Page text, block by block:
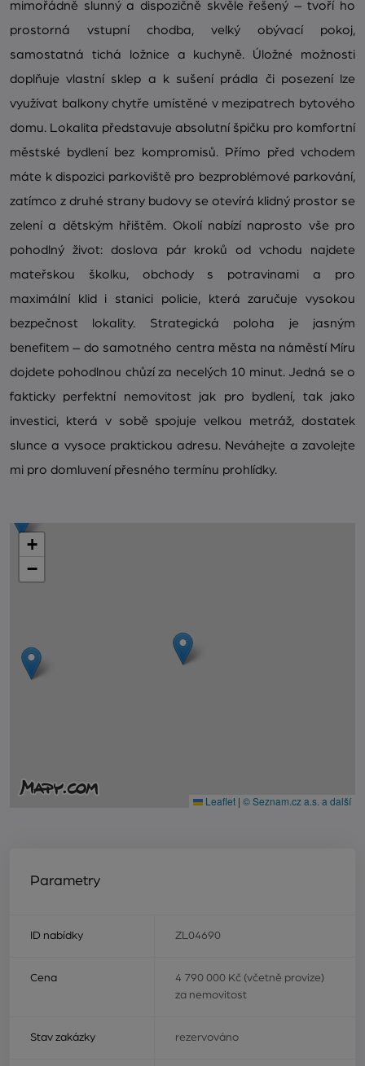
mimořádně slunný a dispozičně skvěle řešený – tvoří ho
prostorná vstupní chodba, velký obývací pokoj,
samostatná tichá ložnice a kuchyně. Úložné možnosti
doplňuje vlastní sklep a k sušení prádla či posezení lze
využívat balkony chytře umístěné v mezipatrech bytového
domu. Lokalita představuje absolutní špičku pro komfortní
městské bydlení bez kompromisů. Přímo před vchodem
máte k dispozici parkoviště pro bezproblémové parkování,
zatímco z druhé strany budovy se otevírá klidný prostor se
zelení a dětským hřištěm. Okolí nabízí naprosto vše pro
pohodlný život: doslova pár kroků od vchodu najdete
mateřskou školku, obchody s potravinami a pro
maximální klid i stanici policie, která zaručuje vysokou
bezpečnost lokality. Strategická poloha je jasným
benefitem – do samotného centra města na náměstí Míru
dojdete pohodlnou chůzí za necelých 10 minut. Jedná se o
fakticky perfektní nemovitost jak pro bydlení, tak jako
investici, která v sobě spojuje velkou metráž, dostatek
slunce a vysoce praktickou adresu. Neváhejte a zavolejte
mi pro domluvení přesného termínu prohlídky.
+
−
Leaflet | © Seznam.cz a.s. a další
Parametry
ID nabídky ZL04690
Cena
4 790 000 Kč (včetně provize)
za nemovitost
Stav zakázky rezervováno